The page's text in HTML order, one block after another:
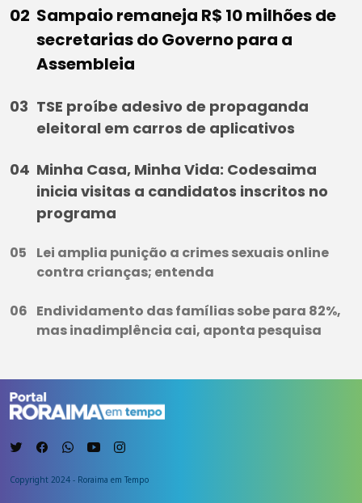
Sampaio remaneja R$ 10 milhões de
secretarias do Governo para a
Assembleia
TSE proíbe adesivo de propaganda
eleitoral em carros de aplicativos
Minha Casa, Minha Vida: Codesaima
inicia visitas a candidatos inscritos no
programa
Lei amplia punição a crimes sexuais online
contra crianças; entenda
Endividamento das famílias sobe para 82%,
mas inadimplência cai, aponta pesquisa
Copyright 2024 - Roraima em Tempo